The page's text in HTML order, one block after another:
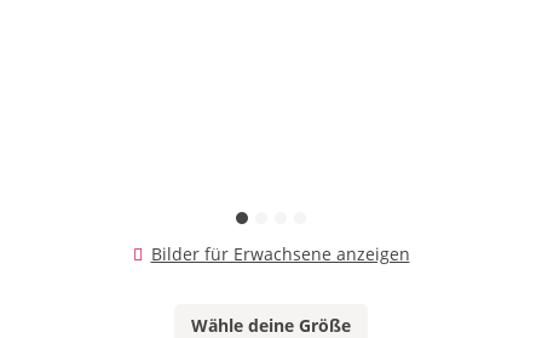
Bilder für Erwachsene anzeigen
Wähle deine Größe